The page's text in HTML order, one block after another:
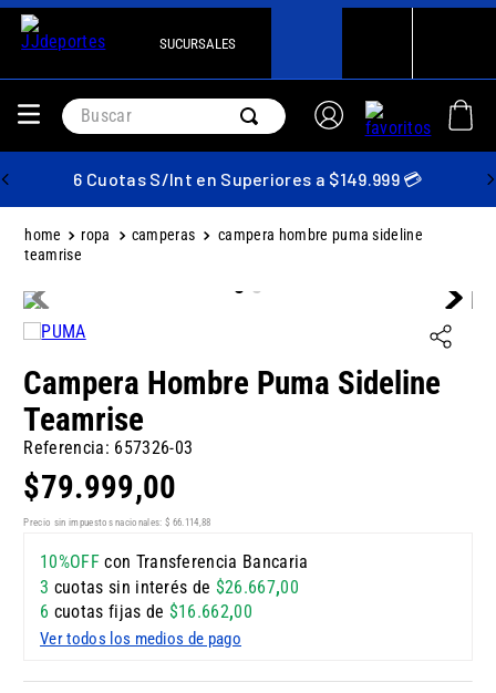
SUCURSALES
Buscar
6 Cuotas S/Int en Superiores a $149.999 💳
ropa camperas
campera hombre puma sideline
teamrise
Campera Hombre Puma Sideline
Teamrise
Referencia: 657326-03
$79.999,00
Precio sin impuestos nacionales: $ 66. 114,88
10%OFFcon Transferencia Bancaria
3 cuotas sin interés de $26.667,00
6 cuotas fijas de $16.662,00
Ver todos los medios de pago